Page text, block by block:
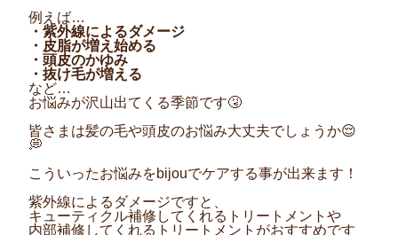
例えば…
・紫外線によるダメージ
・皮脂が増え始める
・頭皮のかゆみ
・抜け毛が増える
など…
お悩みが沢山出てくる季節です🤧
皆さまは髪の毛や頭皮のお悩み大丈夫でしょうか😌
💭
こういったお悩みをbijouでケアする事が出来ます！
紫外線によるダメージですと、
キューティクル補修してくれるトリートメントや
内部補修してくれるトリートメントがおすすめです